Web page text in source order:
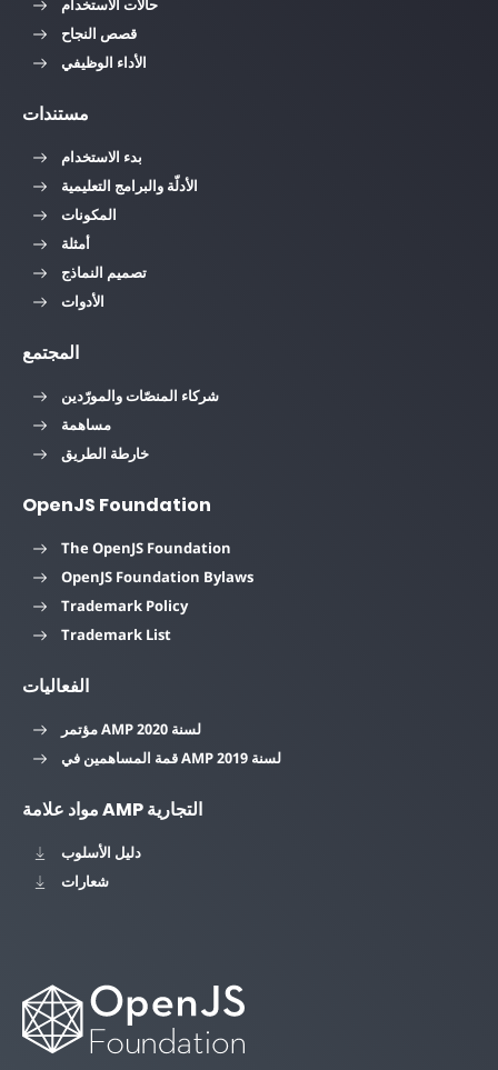
حالات الاستخدام
قصص النجاح
الأداء الوظيفي
مستندات
بدء الاستخدام
الأدلّة والبرامج التعليمية
المكونات
أمثلة
تصميم النماذج
الأدوات
المجتمع
شركاء المنصّات والمورّدين
مساهمة
خارطة الطريق
OpenJS Foundation
The OpenJS Foundation
OpenJS Foundation Bylaws
Trademark Policy
Trademark List
الفعاليات
مؤتمر AMP لسنة 2020
قمة المساهمين في AMP لسنة 2019
مواد علامة AMP التجارية
دليل الأسلوب
شعارات